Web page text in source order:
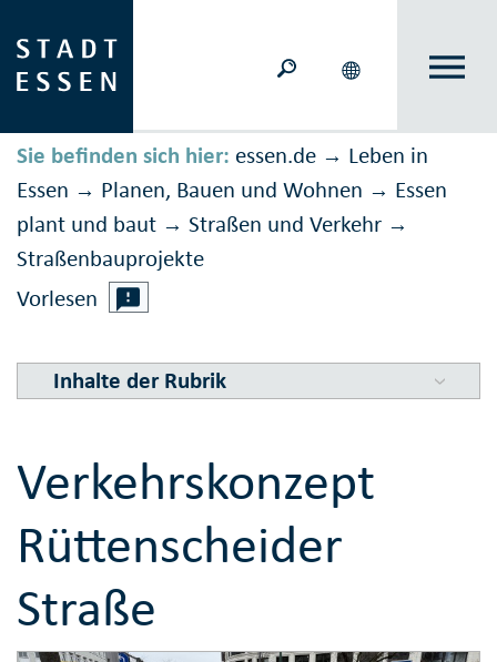
Sie befinden sich hier: essen.de → Leben in
Essen → Planen, Bauen und Wohnen → Essen
plant und baut → Straßen und Verkehr →
Straßen­bau­projekte
Vorlesen
Inhalte der Rubrik
Verkehrskonzept
Rüttenscheider
Straße